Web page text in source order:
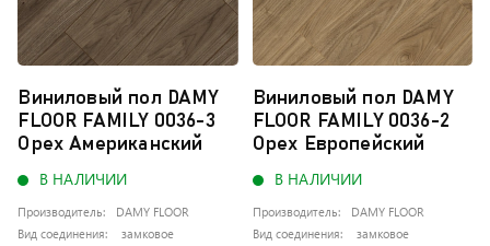
Виниловый пол DAMY
FLOOR FAMILY 0036-3
Орех Американский
В НАЛИЧИИ
Производитель:
DAMY FLOOR
Вид соединения:
замковое
Виниловый пол DAMY
FLOOR FAMILY 0036-2
Орех Европейский
В НАЛИЧИИ
Производитель:
DAMY FLOOR
Вид соединения:
замковое